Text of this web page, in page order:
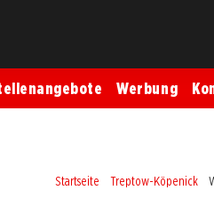
Werbung
Startseite Treptow-Köpenick